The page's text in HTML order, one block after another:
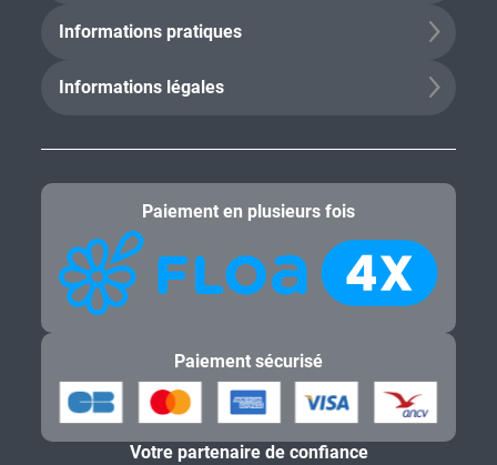
Informations pratiques
Informations légales
Paiement en plusieurs fois
Paiement sécurisé
Votre partenaire de confiance